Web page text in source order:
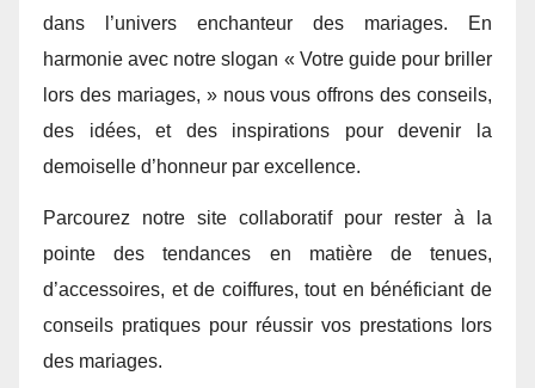
dans l’univers enchanteur des mariages. En
harmonie avec notre slogan « Votre guide pour briller
lors des mariages, » nous vous offrons des conseils,
des idées, et des inspirations pour devenir la
demoiselle d’honneur par excellence.
Parcourez notre site collaboratif pour rester à la
pointe des tendances en matière de tenues,
d’accessoires, et de coiffures, tout en bénéficiant de
conseils pratiques pour réussir vos prestations lors
des mariages.